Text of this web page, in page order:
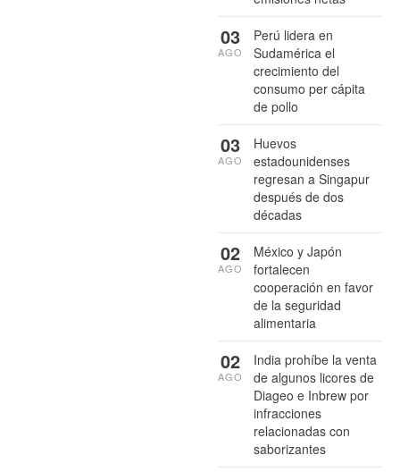
Perú lidera en
Sudamérica el
crecimiento del
consumo per cápita
de pollo
03
AGO
Huevos
estadounidenses
regresan a Singapur
después de dos
décadas
03
AGO
México y Japón
fortalecen
cooperación en favor
de la seguridad
alimentaria
02
AGO
India prohíbe la venta
de algunos licores de
Diageo e Inbrew por
infracciones
relacionadas con
saborizantes
02
AGO